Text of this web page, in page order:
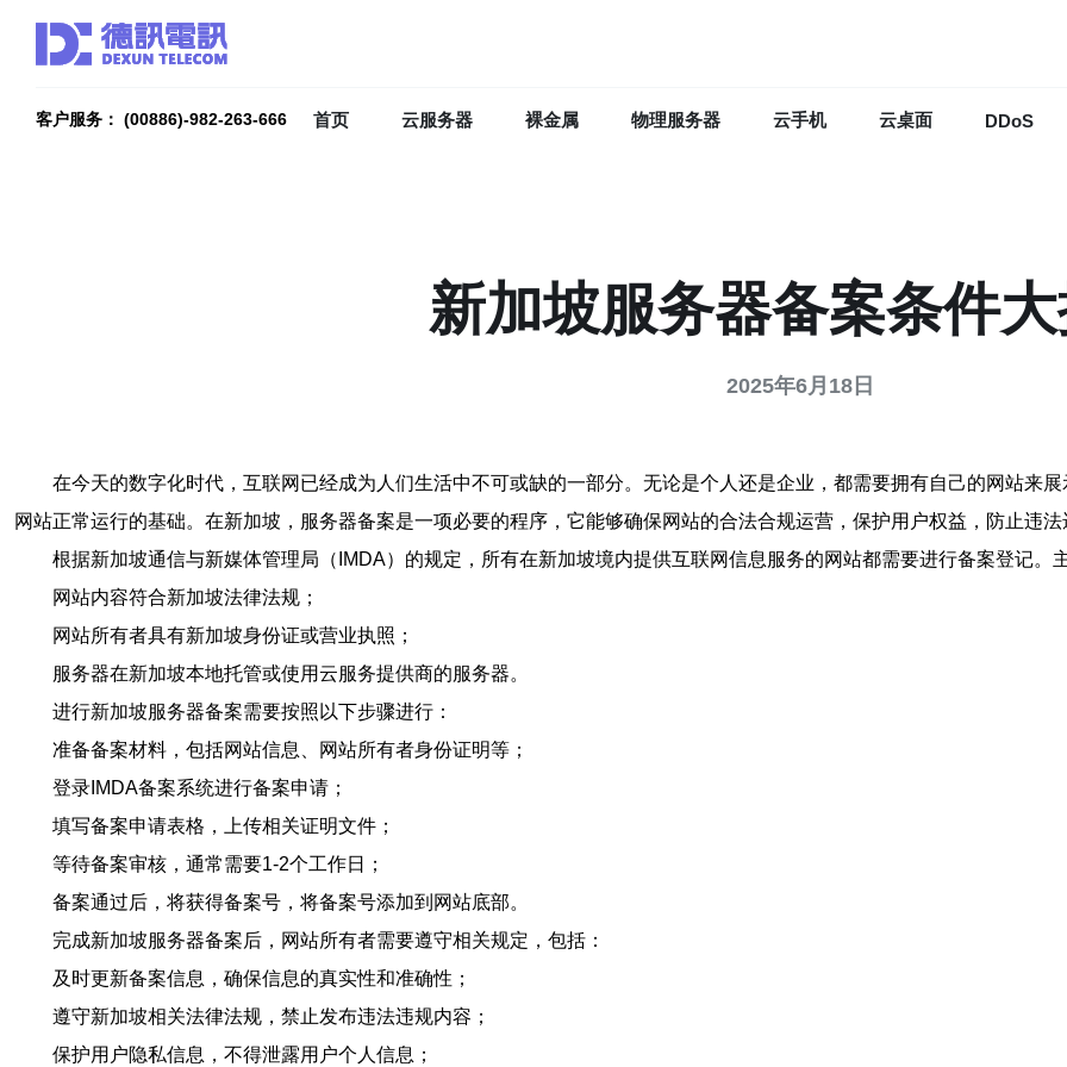
客户服务： (00886)-982-263-666 首页 云服务器 裸金属 物理服务器 云手机 云桌面 DDoS
新加坡服务器备案条件
2025年6月18日
在今天的数字化时代，互联网已经成为人们生活中不可或缺的一部分。无论是个人还是企业，都需要拥有自己的网站来
网站正常运行的基础。在新加坡，服务器备案是一项必要的程序，它能够确保网站的合法合规运营，保护用户权益，防止违法
根据新加坡通信与新媒体管理局（IMDA）的规定，所有在新加坡境内提供互联网信息服务的网站都需要进行备案登记。
网站内容符合新加坡法律法规；
网站所有者具有新加坡身份证或营业执照；
服务器在新加坡本地托管或使用云服务提供商的服务器。
进行新加坡服务器备案需要按照以下步骤进行：
准备备案材料，包括网站信息、网站所有者身份证明等；
登录IMDA备案系统进行备案申请；
填写备案申请表格，上传相关证明文件；
等待备案审核，通常需要1-2个工作日；
备案通过后，将获得备案号，将备案号添加到网站底部。
完成新加坡服务器备案后，网站所有者需要遵守相关规定，包括：
及时更新备案信息，确保信息的真实性和准确性；
遵守新加坡相关法律法规，禁止发布违法违规内容；
保护用户隐私信息，不得泄露用户个人信息；